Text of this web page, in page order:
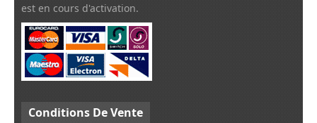
est en cours d'activation.
Conditions De Vente